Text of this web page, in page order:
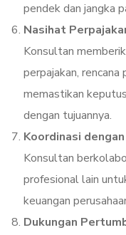
pendek dan jangka
Nasihat
Konsultan
perpajakan,
memastikan
dengan tujuannya.
Koordinasi
Konsultan
profesional lain
keuangan
Dukungan